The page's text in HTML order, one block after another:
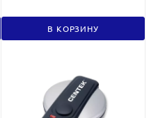
В КОРЗИНУ